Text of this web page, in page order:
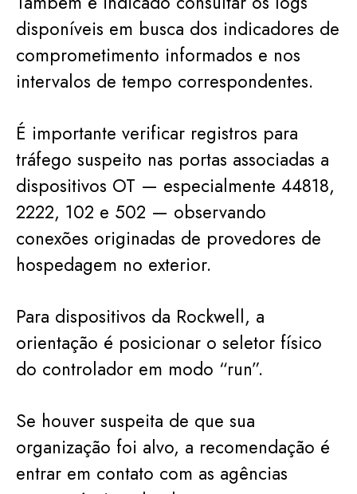
disponíveis em busca dos indicadores de
comprometimento informados e nos
intervalos de tempo correspondentes.
É importante verificar registros para
tráfego suspeito nas portas associadas a
dispositivos OT — especialmente 44818,
2222, 102 e 502 — observando
conexões originadas de provedores de
hospedagem no exterior.
Para dispositivos da Rockwell, a
orientação é posicionar o seletor físico
do controlador em modo “run”.
Se houver suspeita de que sua
organização foi alvo, a recomendação é
entrar em contato com as agências